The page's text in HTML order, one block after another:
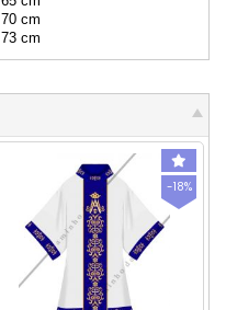
70 cm
73 cm
-18%